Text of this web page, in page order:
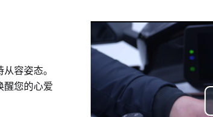
容姿态。
醒您的心爱